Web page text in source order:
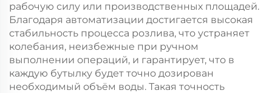
рабочую силу или производственных площадей.
Благодаря автоматизации достигается высокая
стабильность процесса розлива, что устраняет
колебания, неизбежные при ручном
выполнении операций, и гарантирует, что в
каждую бутылку будет точно дозирован
необходимый объём воды. Такая точность